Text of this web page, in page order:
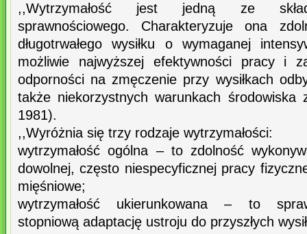
,,Wytrzymałość jest jedną ze
sprawnościowego. Charakteryzuje ona
długotrwałego wysiłku o wymaganej
możliwie najwyższej efektywności pracy i
odporności na zmęczenie przy wysiłkach
także niekorzystnych warunkach środowiska
1981).
,,Wyróżnia się trzy rodzaje wytrzymałości:
wytrzymałość ogólna – to zdolność
dowolnej, często niespecyficznej pracy
mięśniowe;
wytrzymałość ukierunkowana – to
stopniową adaptację ustroju do przyszłych